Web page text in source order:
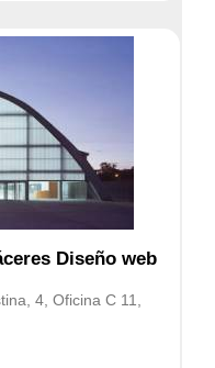
Diseño web
4, Oficina C 11,